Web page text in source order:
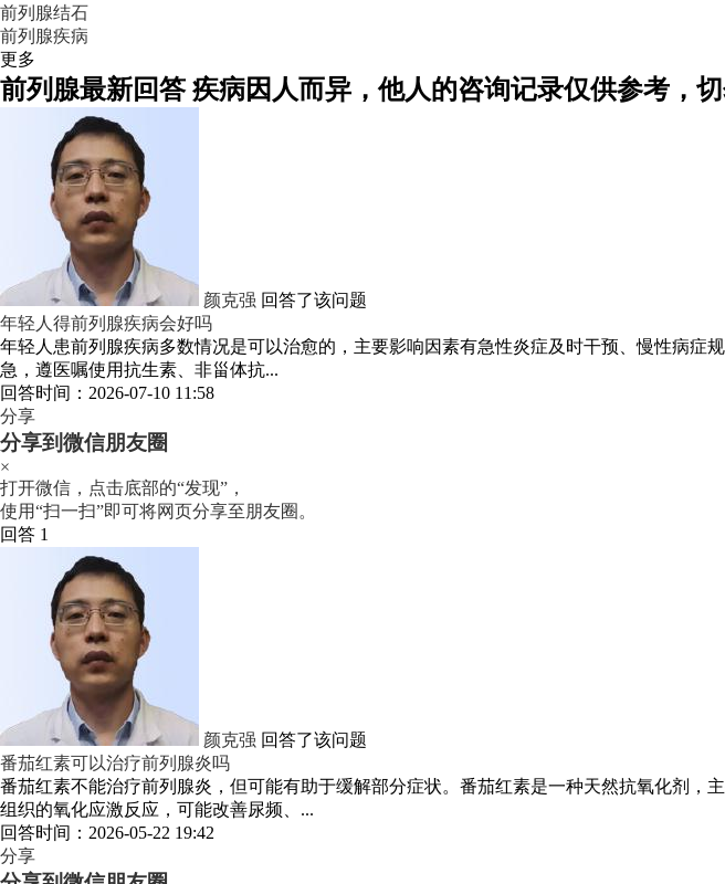
前列腺结石
前列腺疾病
更多
前列腺最新回答疾病因人而异，他人的咨询记录仅供参考，
颜克强 回答了该问题
年轻人得前列腺疾病会好吗
年轻人患前列腺疾病多数情况是可以治愈的，主要影响因素有急性炎症及时干预、慢性病
急，遵医嘱使用抗生素、非甾体抗...
回答时间：2026-07-10 11:58
分享
分享到微信朋友圈
×
打开微信，点击底部的“发现”，
使用“扫一扫”即可将网页分享至朋友圈。
回答 1
颜克强 回答了该问题
番茄红素可以治疗前列腺炎吗
番茄红素不能治疗前列腺炎，但可能有助于缓解部分症状。番茄红素是一种天然抗氧化剂
组织的氧化应激反应，可能改善尿频、...
回答时间：2026-05-22 19:42
分享